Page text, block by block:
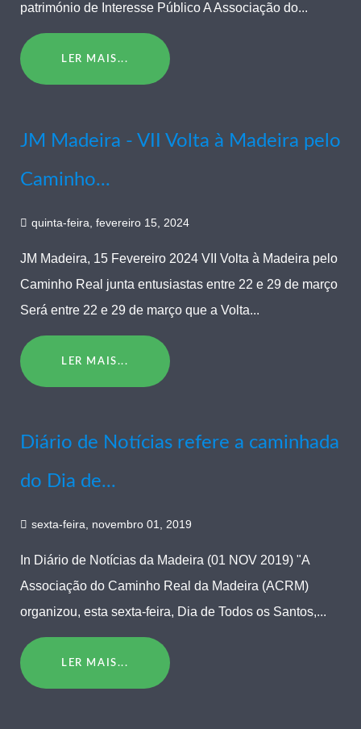
património de Interesse Público A Associação do...
LER MAIS...
JM Madeira - VII Volta à Madeira pelo
Caminho...
quinta-feira, fevereiro 15, 2024
JM Madeira, 15 Fevereiro 2024 VII Volta à Madeira pelo
Caminho Real junta entusiastas entre 22 e 29 de março
Será entre 22 e 29 de março que a Volta...
LER MAIS...
Diário de Notícias refere a caminhada
do Dia de...
sexta-feira, novembro 01, 2019
In Diário de Notícias da Madeira (01 NOV 2019) "A
Associação do Caminho Real da Madeira (ACRM)
organizou, esta sexta-feira, Dia de Todos os Santos,...
LER MAIS...